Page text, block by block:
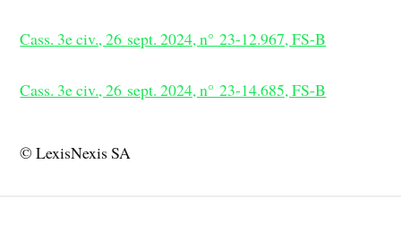
Cass. 3e civ., 26 sept. 2024, n° 23-12.967, FS-B
Cass. 3e civ., 26 sept. 2024, n° 23-14.685, FS-B
© LexisNexis SA